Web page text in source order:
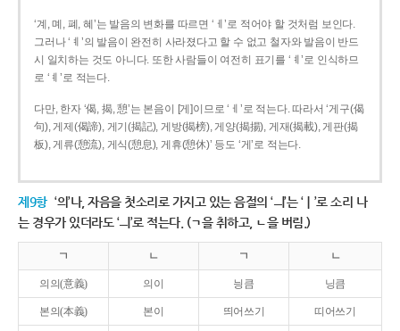
‘계, 몌, 폐, 혜’는 발음의 변화를 따르면 ‘ㅔ’로 적어야 할 것처럼 보인다.
그러나 ‘ㅖ’의 발음이 완전히 사라졌다고 할 수 없고 철자와 발음이 반드
시 일치하는 것도 아니다. 또한 사람들이 여전히 표기를 ‘ㅖ’로 인식하므
로 ‘ㅖ’로 적는다.
다만, 한자 ‘偈, 揭, 憩’는 본음이 [게]이므로 ‘ㅔ’로 적는다. 따라서 ‘게구(偈
句), 게제(偈諦), 게기(揭記), 게방(揭榜), 게양(揭揚), 게재(揭載), 게판(揭
板), 게류(憩流), 게식(憩息), 게휴(憩休)’ 등도 ‘게’로 적는다.
제9항 ‘의’나, 자음을 첫소리로 가지고 있는 음절의 ‘ㅢ’는 ‘ㅣ’로 소리 나
는 경우가 있더라도 ‘ㅢ’로 적는다. (ㄱ을 취하고, ㄴ을 버림.)
ㄱ ㄴ ㄱ ㄴ
의의(意義) 의이 닁큼 닝큼
본의(本義) 본이 띄어쓰기 띠어쓰기